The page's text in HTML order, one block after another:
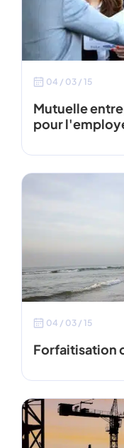
04 / 03 / 15
Mutuelle
pour
04 / 03 / 15
Forfaitisation